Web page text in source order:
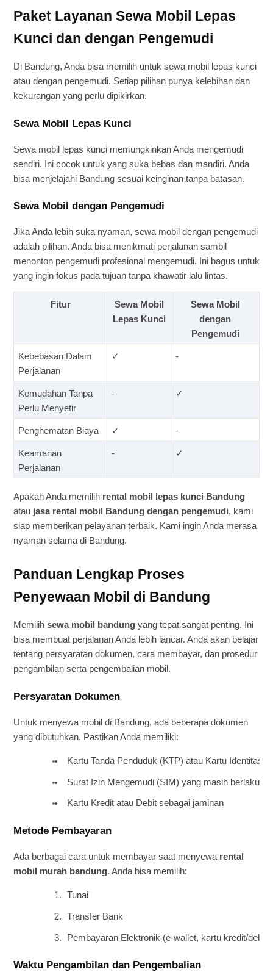
Paket Layanan Sewa Mobil Lepas
Kunci dan dengan Pengemudi
Di Bandung, Anda bisa memilih untuk sewa mobil lepas kunci
atau dengan pengemudi. Setiap pilihan punya kelebihan dan
kekurangan yang perlu dipikirkan.
Sewa Mobil Lepas Kunci
Sewa mobil lepas kunci memungkinkan Anda mengemudi
sendiri. Ini cocok untuk yang suka bebas dan mandiri. Anda
bisa menjelajahi Bandung sesuai keinginan tanpa batasan.
Sewa Mobil dengan Pengemudi
Jika Anda lebih suka nyaman, sewa mobil dengan pengemudi
adalah pilihan. Anda bisa menikmati perjalanan sambil
menonton pengemudi profesional mengemudi. Ini bagus untuk
yang ingin fokus pada tujuan tanpa khawatir lalu lintas.
Fitur
Sewa Mobil
Lepas Kunci
Sewa Mobil
dengan
Pengemudi
Kebebasan Dalam
Perjalanan
✓ -
Kemudahan Tanpa
Perlu Menyetir
- ✓
Penghematan Biaya ✓ -
Keamanan
Perjalanan
- ✓
Apakah Anda memilih rental mobil lepas kunci Bandung
atau jasa rental mobil Bandung dengan pengemudi, kami
siap memberikan pelayanan terbaik. Kami ingin Anda merasa
nyaman selama di Bandung.
Panduan Lengkap Proses
Penyewaan Mobil di Bandung
Memilih sewa mobil bandung yang tepat sangat penting. Ini
bisa membuat perjalanan Anda lebih lancar. Anda akan belajar
tentang persyaratan dokumen, cara membayar, dan prosedur
pengambilan serta pengembalian mobil.
Persyaratan Dokumen
Untuk menyewa mobil di Bandung, ada beberapa dokumen
yang dibutuhkan. Pastikan Anda memiliki:
Kartu Tanda Penduduk (KTP) atau Kartu Identitas
Surat Izin Mengemudi (SIM) yang masih berlaku
Kartu Kredit atau Debit sebagai jaminan
Metode Pembayaran
Ada berbagai cara untuk membayar saat menyewa rental
mobil murah bandung. Anda bisa memilih:
Tunai
Transfer Bank
Pembayaran Elektronik (e-wallet, kartu kredit/debit)
Waktu Pengambilan dan Pengembalian